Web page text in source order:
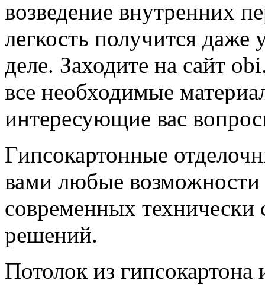
возведение внутренних
легкость получится даже
деле. Заходите на сайт
все необходимые
интересующие вас
Гипсокартонные
вами любые возможности
современных
решений.
Потолок из